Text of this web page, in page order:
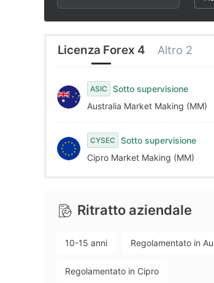
2
3
4
5
6
9
8
9
4
5
6
7
8
Licenza Forex 4 Altro 2
ASIC
Sotto supervisione
Australia Market Making (MM)
CYSEC
Sotto supervisione
Cipro Market Making (MM)
Ritratto aziendale
10-15 anni Regolamentato in
Regolamentato in Cipro